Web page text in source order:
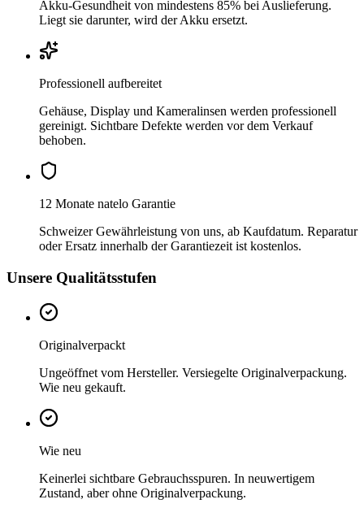
Akku-Gesundheit von mindestens 85% bei Auslieferung.
Liegt sie darunter, wird der Akku ersetzt.
Professionell aufbereitet
Gehäuse, Display und Kameralinsen werden professionell
gereinigt. Sichtbare Defekte werden vor dem Verkauf
behoben.
12 Monate natelo Garantie
Schweizer Gewährleistung von uns, ab Kaufdatum. Reparatur
oder Ersatz innerhalb der Garantiezeit ist kostenlos.
Unsere Qualitätsstufen
Originalverpackt
Ungeöffnet vom Hersteller. Versiegelte Originalverpackung.
Wie neu gekauft.
Wie neu
Keinerlei sichtbare Gebrauchsspuren. In neuwertigem
Zustand, aber ohne Originalverpackung.